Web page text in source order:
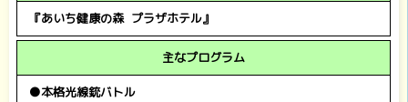
『あいち健康の森 プラザホテル』
主なプログラム
●本格光線銃バトル